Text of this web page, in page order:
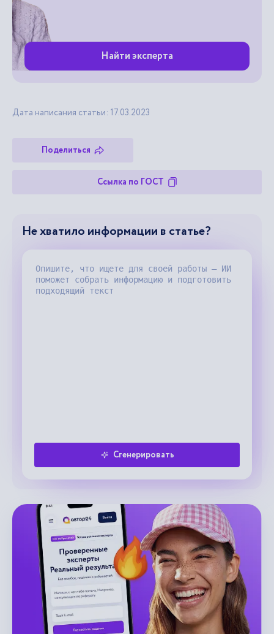
Найти эксперта
Дата написания статьи: 17.03.2023
Поделиться
Ссылка по ГОСТ
Не хватило информации в статье?
Сгенерировать